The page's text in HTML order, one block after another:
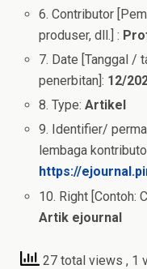
6. Contributor
produser, dll.] :
7. Date [Tanggal /
penerbitan]: 12/
8. Type:Artikel
9. Identifier/
lembaga
https://
10. Right [Contoh:
Artik ejournal
27 total views , 1